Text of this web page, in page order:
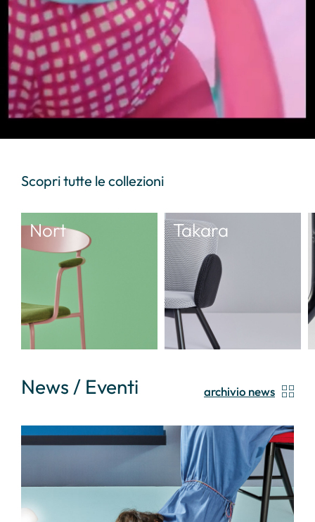
Scopri tutte le collezioni
Nort Takara
News / Eventi archivio news